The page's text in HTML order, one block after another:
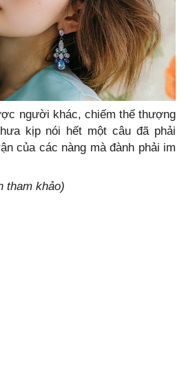
người khác, chiếm thế thượng
kịp nói hết một câu đã phải
của các nàng mà đành phải im
tham khảo)